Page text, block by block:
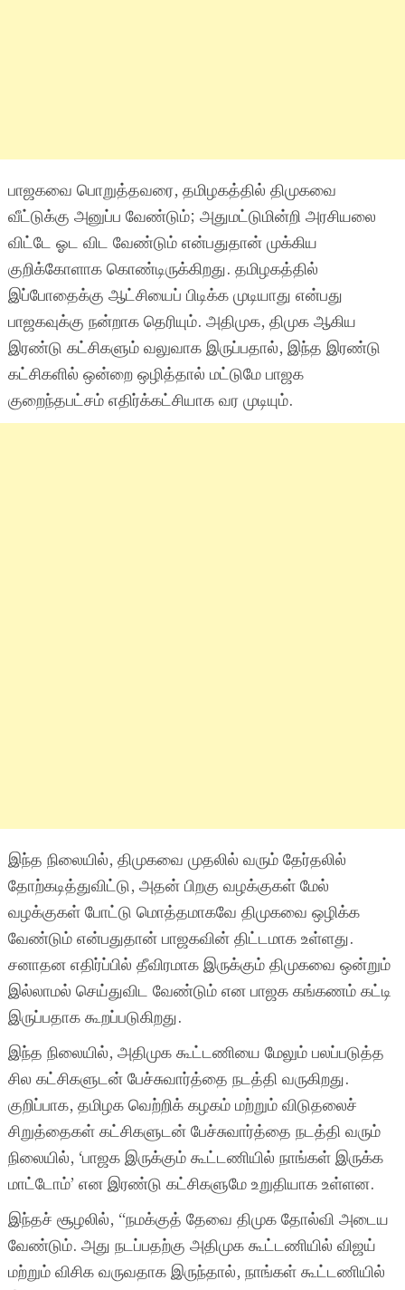
பாஜகவை பொறுத்தவரை, தமிழகத்தில் திமுகவை
வீட்டுக்கு அனுப்ப வேண்டும்; அதுமட்டுமின்றி அரசியலை
விட்டே ஓட விட வேண்டும் என்பதுதான் முக்கிய
குறிக்கோளாக கொண்டிருக்கிறது. தமிழகத்தில்
இப்போதைக்கு ஆட்சியைப் பிடிக்க முடியாது என்பது
பாஜகவுக்கு நன்றாக தெரியும். அதிமுக, திமுக ஆகிய
இரண்டு கட்சிகளும் வலுவாக இருப்பதால், இந்த இரண்டு
கட்சிகளில் ஒன்றை ஒழித்தால் மட்டுமே பாஜக
குறைந்தபட்சம் எதிர்க்கட்சியாக வர முடியும்.
இந்த நிலையில், திமுகவை முதலில் வரும் தேர்தலில்
தோற்கடித்துவிட்டு, அதன் பிறகு வழக்குகள் மேல்
வழக்குகள் போட்டு மொத்தமாகவே திமுகவை ஒழிக்க
வேண்டும் என்பதுதான் பாஜகவின் திட்டமாக உள்ளது.
சனாதன எதிர்ப்பில் தீவிரமாக இருக்கும் திமுகவை ஒன்றும்
இல்லாமல் செய்துவிட வேண்டும் என பாஜக கங்கணம் கட்டி
இருப்பதாக கூறப்படுகிறது.
இந்த நிலையில், அதிமுக கூட்டணியை மேலும் பலப்படுத்த
சில கட்சிகளுடன் பேச்சுவார்த்தை நடத்தி வருகிறது.
குறிப்பாக, தமிழக வெற்றிக் கழகம் மற்றும் விடுதலைச்
சிறுத்தைகள் கட்சிகளுடன் பேச்சுவார்த்தை நடத்தி வரும்
நிலையில், ‘பாஜக இருக்கும் கூட்டணியில் நாங்கள் இருக்க
மாட்டோம்’ என இரண்டு கட்சிகளுமே உறுதியாக உள்ளன.
இந்தச் சூழலில், “நமக்குத் தேவை திமுக தோல்வி அடைய
வேண்டும். அது நடப்பதற்கு அதிமுக கூட்டணியில் விஜய்
மற்றும் விசிக வருவதாக இருந்தால், நாங்கள் கூட்டணியில்